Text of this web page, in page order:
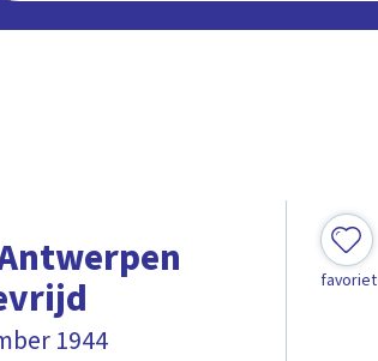
1944
favoriet